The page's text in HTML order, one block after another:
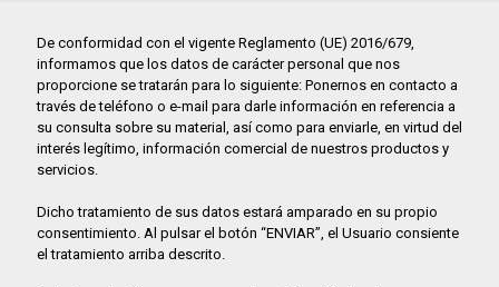
De conformidad con el vigente Reglamento (UE) 2016/679,
informamos que los datos de carácter personal que nos
proporcione se tratarán para lo siguiente: Ponernos en contacto a
través de teléfono o e-mail para darle información en referencia a
su consulta sobre su material, así como para enviarle, en virtud del
interés legítimo, información comercial de nuestros productos y
servicios.
Dicho tratamiento de sus datos estará amparado en su propio
consentimiento. Al pulsar el botón “ENVIAR”, el Usuario consiente
el tratamiento arriba descrito.